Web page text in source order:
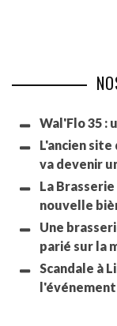
Wal'Flo 35 :
L'ancien
va devenir
La
nouvelle
Une
parié sur la
Scandale à